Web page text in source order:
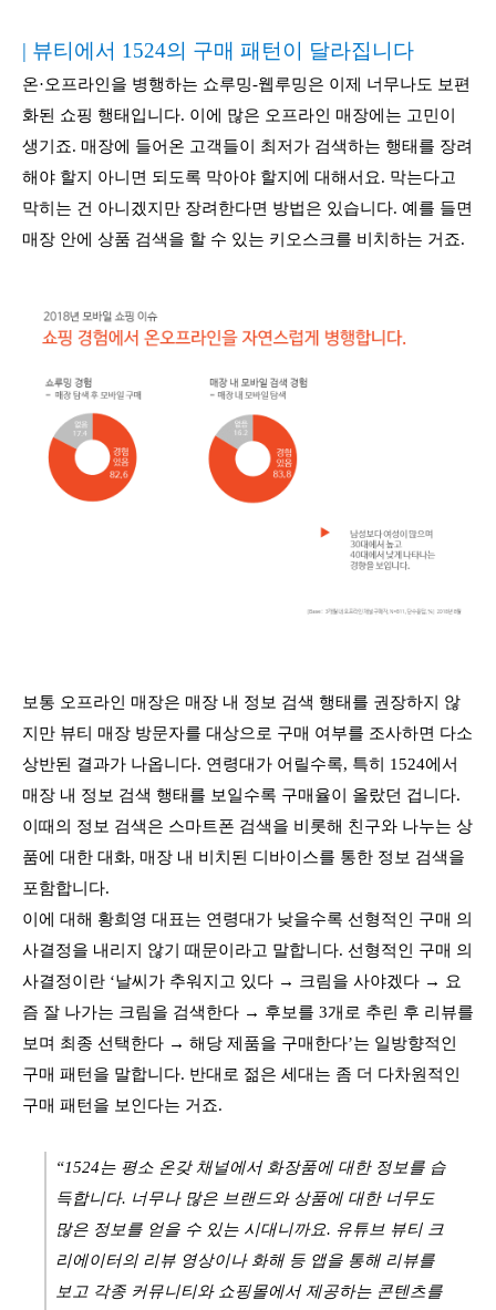
| 뷰티에서 1524의 구매 패턴이 달라집니다
온·오프라인을 병행하는 쇼루밍-웹루밍은 이제 너무나도 보편
화된 쇼핑 행태입니다. 이에 많은 오프라인 매장에는 고민이
생기죠. 매장에 들어온 고객들이 최저가 검색하는 행태를 장려
해야 할지 아니면 되도록 막아야 할지에 대해서요. 막는다고
막히는 건 아니겠지만 장려한다면 방법은 있습니다. 예를 들면
매장 안에 상품 검색을 할 수 있는 키오스크를 비치하는 거죠.
보통 오프라인 매장은 매장 내 정보 검색 행태를 권장하지 않
지만 뷰티 매장 방문자를 대상으로 구매 여부를 조사하면 다소
상반된 결과가 나옵니다. 연령대가 어릴수록, 특히 1524에서
매장 내 정보 검색 행태를 보일수록 구매율이 올랐던 겁니다.
이때의 정보 검색은 스마트폰 검색을 비롯해 친구와 나누는 상
품에 대한 대화, 매장 내 비치된 디바이스를 통한 정보 검색을
포함합니다.
이에 대해 황희영 대표는 연령대가 낮을수록 선형적인 구매 의
사결정을 내리지 않기 때문이라고 말합니다. 선형적인 구매 의
사결정이란 ‘날씨가 추워지고 있다 → 크림을 사야겠다 → 요
즘 잘 나가는 크림을 검색한다 → 후보를 3개로 추린 후 리뷰를
보며 최종 선택한다 → 해당 제품을 구매한다’는 일방향적인
구매 패턴을 말합니다. 반대로 젊은 세대는 좀 더 다차원적인
구매 패턴을 보인다는 거죠.
“1524는 평소 온갖 채널에서 화장품에 대한 정보를 습
득합니다. 너무나 많은 브랜드와 상품에 대한 너무도
많은 정보를 얻을 수 있는 시대니까요. 유튜브 뷰티 크
리에이터의 리뷰 영상이나 화해 등 앱을 통해 리뷰를
보고 각종 커뮤니티와 쇼핑몰에서 제공하는 콘텐츠를